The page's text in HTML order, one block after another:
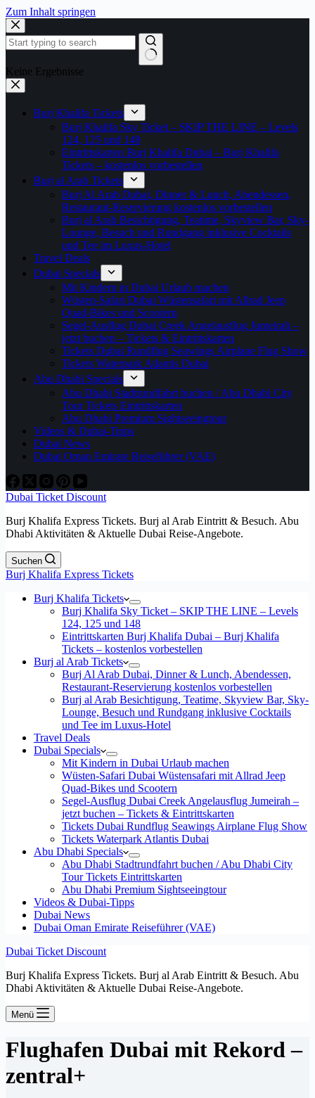
Zum Inhalt springen
Keine Ergebnisse
Burj Khalifa Tickets
Burj Khalifa Sky Ticket – SKIP THE LINE – Levels
124, 125 und 148
Eintrittskarten Burj Khalifa Dubai – Burj Khalifa
Tickets – kostenlos vorbestellen
Burj al Arab Tickets
Burj Al Arab Dubai, Dinner & Lunch, Abendessen,
Restaurant-Reservierung kostenlos vorbestellen
Burj al Arab Besichtigung, Teatime, Skyview Bar, Sky-
Lounge, Besuch und Rundgang inklusive Cocktails
und Tee im Luxus-Hotel
Travel Deals
Dubai Specials
Mit Kindern in Dubai Urlaub machen
Wüsten-Safari Dubai Wüstensafari mit Allrad Jeep
Quad-Bikes und Scootern
Segel-Ausflug Dubai Creek Angelausflug Jumeirah –
jetzt buchen – Tickets & Eintrittskarten
Tickets Dubai Rundflug Seawings Airplane Flug Show
Tickets Waterpark Atlantis Dubai
Abu Dhabi Specials
Abu Dhabi Stadtrundfahrt buchen / Abu Dhabi City
Tour Tickets Eintrittskarten
Abu Dhabi Premium Sightseeingtour
Videos & Dubai-Tipps
Dubai News
Dubai Oman Emirate Reiseführer (VAE)
Dubai Ticket Discount
Burj Khalifa Express Tickets. Burj al Arab Eintritt & Besuch. Abu
Dhabi Aktivitäten & Aktuelle Dubai Reise-Angebote.
Suchen
Burj Khalifa Express Tickets
Burj Khalifa Tickets
Burj Khalifa Sky Ticket – SKIP THE LINE – Levels
124, 125 und 148
Eintrittskarten Burj Khalifa Dubai – Burj Khalifa
Tickets – kostenlos vorbestellen
Burj al Arab Tickets
Burj Al Arab Dubai, Dinner & Lunch, Abendessen,
Restaurant-Reservierung kostenlos vorbestellen
Burj al Arab Besichtigung, Teatime, Skyview Bar, Sky-
Lounge, Besuch und Rundgang inklusive Cocktails
und Tee im Luxus-Hotel
Travel Deals
Dubai Specials
Mit Kindern in Dubai Urlaub machen
Wüsten-Safari Dubai Wüstensafari mit Allrad Jeep
Quad-Bikes und Scootern
Segel-Ausflug Dubai Creek Angelausflug Jumeirah –
jetzt buchen – Tickets & Eintrittskarten
Tickets Dubai Rundflug Seawings Airplane Flug Show
Tickets Waterpark Atlantis Dubai
Abu Dhabi Specials
Abu Dhabi Stadtrundfahrt buchen / Abu Dhabi City
Tour Tickets Eintrittskarten
Abu Dhabi Premium Sightseeingtour
Videos & Dubai-Tipps
Dubai News
Dubai Oman Emirate Reiseführer (VAE)
Dubai Ticket Discount
Burj Khalifa Express Tickets. Burj al Arab Eintritt & Besuch. Abu
Dhabi Aktivitäten & Aktuelle Dubai Reise-Angebote.
Menü
Flughafen Dubai mit Rekord –
zentral+